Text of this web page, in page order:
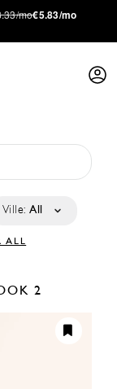
mo€5.83/mo
Ville: All
ALL
2